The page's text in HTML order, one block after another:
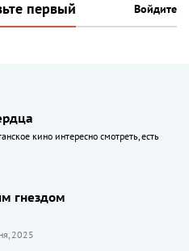
первый Войдите
кино интересно смотреть, есть
гнездом
2025